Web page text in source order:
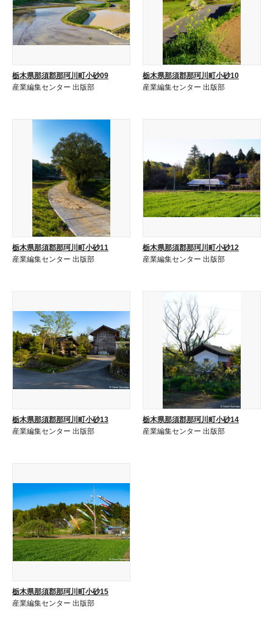
栃木県那須郡那珂川町小砂09
産業編集センター 出版部
栃木県那須郡那珂川町小砂10
産業編集センター 出版部
栃木県那須郡那珂川町小砂11
産業編集センター 出版部
栃木県那須郡那珂川町小砂12
産業編集センター 出版部
栃木県那須郡那珂川町小砂13
産業編集センター 出版部
栃木県那須郡那珂川町小砂14
産業編集センター 出版部
栃木県那須郡那珂川町小砂15
産業編集センター 出版部